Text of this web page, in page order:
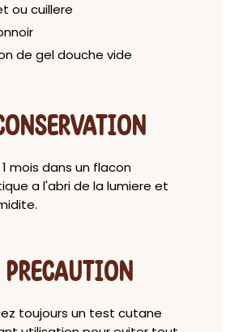
ou cuillere
de gel douche vide
mois dans un flacon
a l'abri de la lumiere et
PRECAUTION
toujours un test cutane